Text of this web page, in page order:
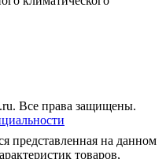
Все права защищены.
представленная на данном
товаров,